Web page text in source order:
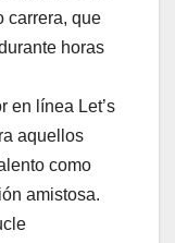
carrera, que
horas
en línea Let’s
aquellos
como
amistosa.